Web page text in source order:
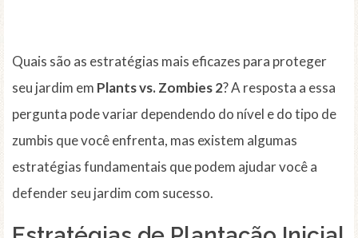
Quais são as estratégias mais eficazes para proteger
seu jardim em Plants vs. Zombies 2? A resposta a essa
pergunta pode variar dependendo do nível e do tipo de
zumbis que você enfrenta, mas existem algumas
estratégias fundamentais que podem ajudar você a
defender seu jardim com sucesso.